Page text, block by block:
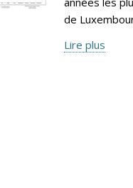
de
Lire plus